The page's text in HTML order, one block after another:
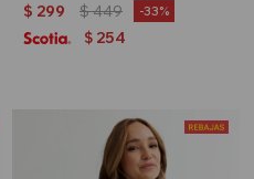
$ 299 $449 33
$ 254